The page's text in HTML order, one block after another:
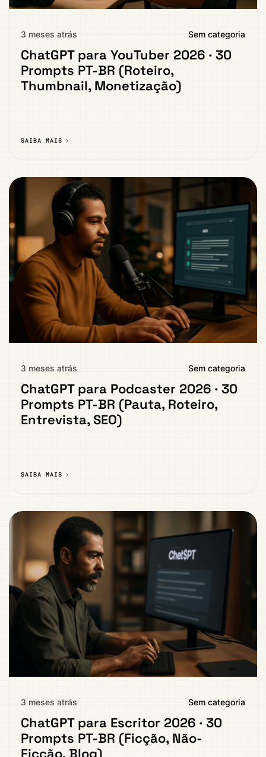
3 meses atrás Sem categoria
ChatGPT para YouTuber 2026 · 30
Prompts PT-BR (Roteiro,
Thumbnail, Monetização)
SAIBA MAIS
3 meses atrás Sem categoria
ChatGPT para Podcaster 2026 · 30
Prompts PT-BR (Pauta, Roteiro,
Entrevista, SEO)
SAIBA MAIS
3 meses atrás Sem categoria
ChatGPT para Escritor 2026 · 30
Prompts PT-BR (Ficção, Não-
Ficção, Blog)